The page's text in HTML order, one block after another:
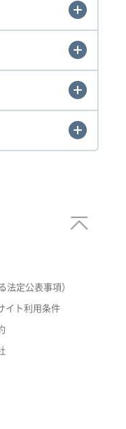
法定公表事項）
イト利用条件